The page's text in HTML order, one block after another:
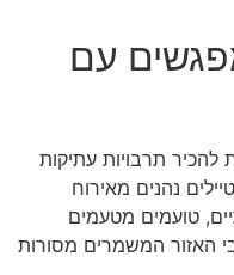
עם
להכיר תרבויות עתיקות
נהנים מאירוח
טועמים מטעמים
האזור המשמרים מסורות